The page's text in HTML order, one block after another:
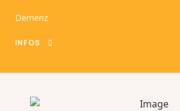
Demenz
INFOS